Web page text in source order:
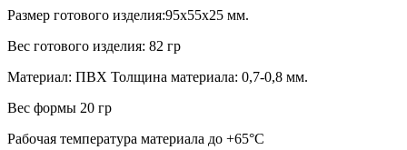
Размер готового изделия:95х55х25 мм.
Вес готового изделия: 82 гр
Материал: ПВХ Толщина материала: 0,7-0,8 мм.
Вес формы 20 гр
Рабочая температура материала до +65°C